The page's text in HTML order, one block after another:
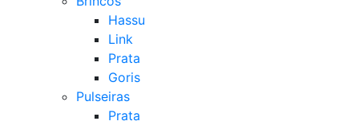
Hassu
Link
Prata
Goris
Pulseiras
Prata